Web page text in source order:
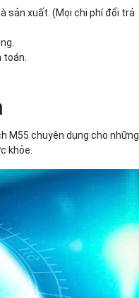
sản xuất. (Mọi chi phí đổi trả
M55 chuyên dụng cho những
khỏe.